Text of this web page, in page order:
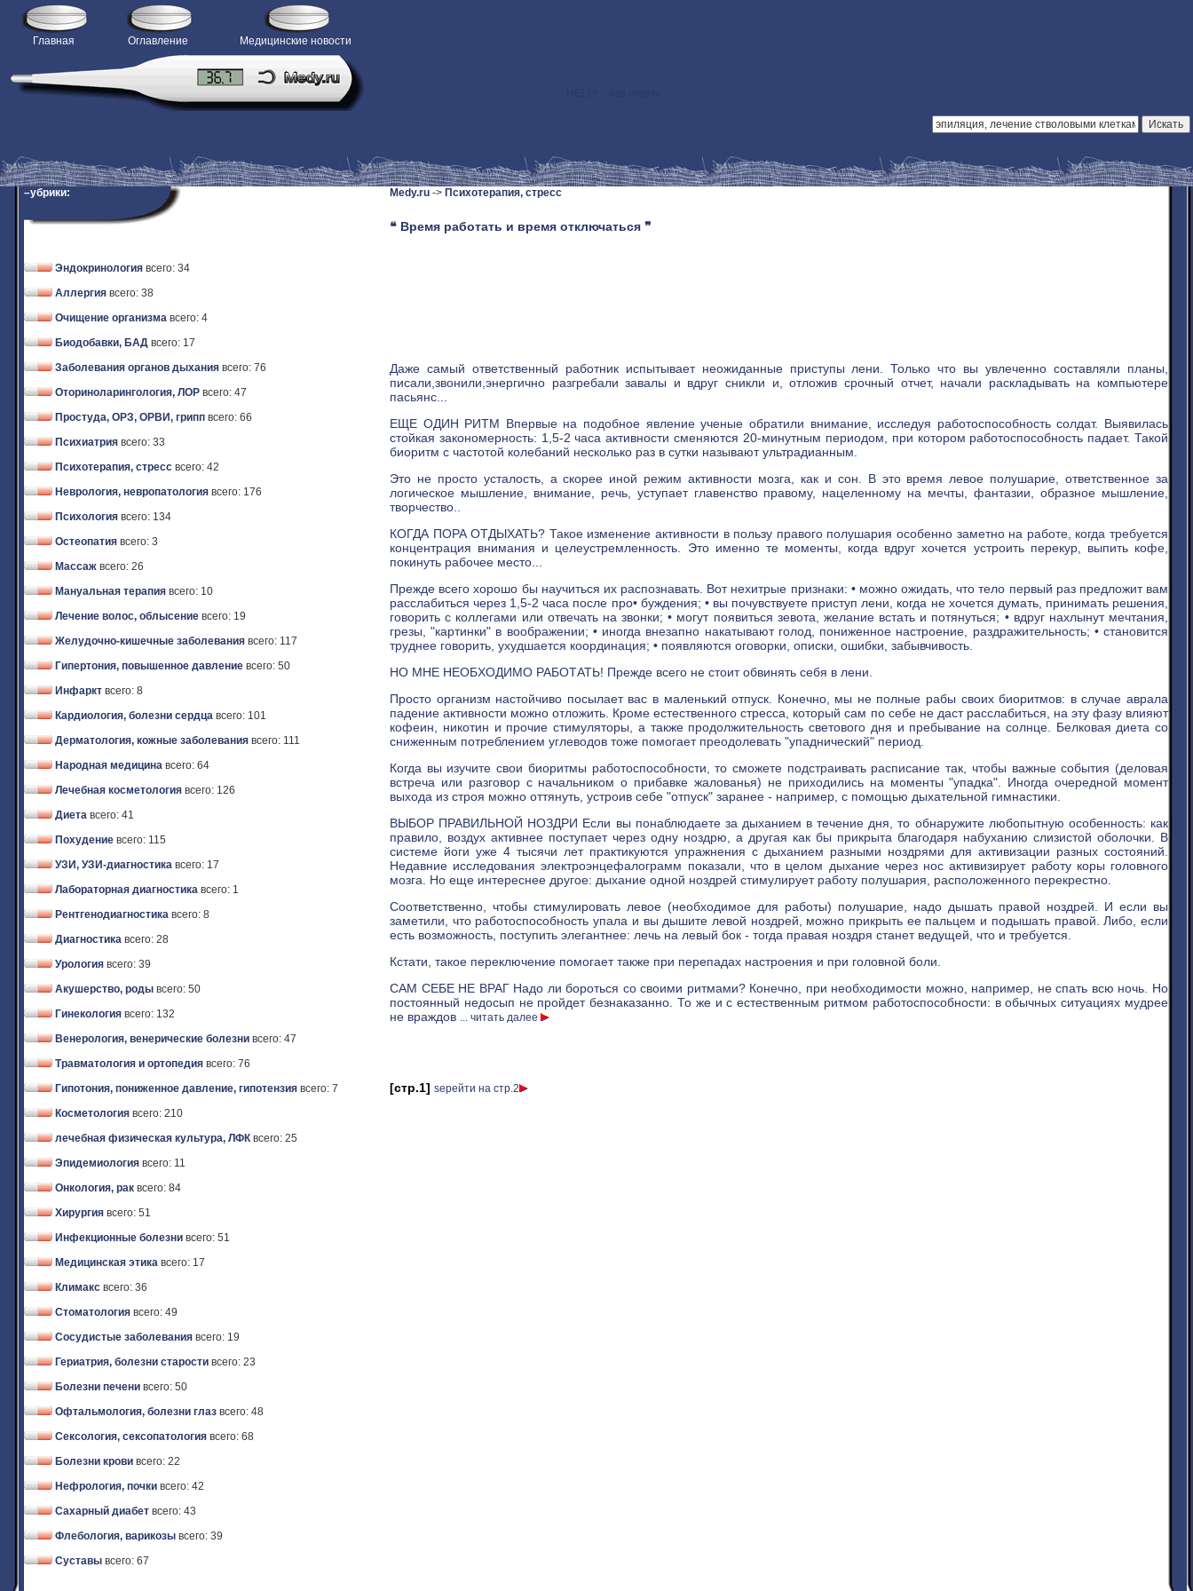
Главная Оглавление Медицинские новости
>
–убрики:
Эндокринология всего: 34
Аллергия всего: 38
Очищение организма всего: 4
Биодобавки, БАД всего: 17
Заболевания органов дыхания всего: 76
Оториноларингология, ЛОР всего: 47
Простуда, ОРЗ, ОРВИ, грипп всего: 66
Психиатрия всего: 33
Психотерапия, стресс всего: 42
Неврология, невропатология всего: 176
Психология всего: 134
Остеопатия всего: 3
Массаж всего: 26
Мануальная терапия всего: 10
Лечение волос, облысение всего: 19
Желудочно-кишечные заболевания всего: 117
Гипертония, повышенное давление всего: 50
Инфаркт всего: 8
Кардиология, болезни сердца всего: 101
Дерматология, кожные заболевания всего: 111
Народная медицина всего: 64
Лечебная косметология всего: 126
Диета всего: 41
Похудение всего: 115
УЗИ, УЗИ-диагностика всего: 17
Лабораторная диагностика всего: 1
Рентгенодиагностика всего: 8
Диагностика всего: 28
Урология всего: 39
Акушерство, роды всего: 50
Гинекология всего: 132
Венерология, венерические болезни всего: 47
Травматология и ортопедия всего: 76
Гипотония, пониженное давление, гипотензия всего: 7
Косметология всего: 210
лечебная физическая культура, ЛФК всего: 25
Эпидемиология всего: 11
Онкология, рак всего: 84
Хирургия всего: 51
Инфекционные болезни всего: 51
Медицинская этика всего: 17
Климакс всего: 36
Стоматология всего: 49
Сосудистые заболевания всего: 19
Гериатрия, болезни старости всего: 23
Болезни печени всего: 50
Офтальмология, болезни глаз всего: 48
Сексология, сексопатология всего: 68
Болезни крови всего: 22
Нефрология, почки всего: 42
Сахарный диабет всего: 43
Флебология, варикозы всего: 39
Суставы всего: 67
Medy.ru -> Психотерапия, стресс
❝ Время работать и время отключаться ❞
Даже самый ответственный работник испытывает неожиданные приступы лени. Только что вы увлеченно составляли планы,
писали,звонили,энергично разгребали завалы и вдруг сникли и, отложив срочный отчет, начали раскладывать на компьютере
пасьянс...
ЕЩЕ ОДИН РИТМ Впервые на подобное явление ученые обратили внимание, исследуя работоспособность солдат. Выявилась
стойкая закономерность: 1,5-2 часа активности сменяются 20-минутным периодом, при котором работоспособность падает. Такой
биоритм с частотой колебаний несколько раз в сутки называют ультрадианным.
Это не просто усталость, а скорее иной режим активности мозга, как и сон. В это время левое полушарие, ответственное за
логическое мышление, внимание, речь, уступает главенство правому, нацеленному на мечты, фантазии, образное мышление,
творчество..
КОГДА ПОРА ОТДЫХАТЬ? Такое изменение активности в пользу правого полушария особенно заметно на работе, когда требуется
концентрация внимания и целеустремленность. Это именно те моменты, когда вдруг хочется устроить перекур, выпить кофе,
покинуть рабочее место...
Прежде всего хорошо бы научиться их распознавать. Вот нехитрые признаки: • можно ожидать, что тело первый раз предложит вам
расслабиться через 1,5-2 часа после про• буждения; • вы почувствуете приступ лени, когда не хочется думать, принимать решения,
говорить с коллегами или отвечать на звонки; • могут появиться зевота, желание встать и потянуться; • вдруг нахлынут мечтания,
грезы, "картинки" в воображении; • иногда внезапно накатывают голод, пониженное настроение, раздражительность; • становится
труднее говорить, ухудшается координация; • появляются оговорки, описки, ошибки, забывчивость.
НО МНЕ НЕОБХОДИМО РАБОТАТЬ! Прежде всего не стоит обвинять себя в лени.
Просто организм настойчиво посылает вас в маленький отпуск. Конечно, мы не полные рабы своих биоритмов: в случае аврала
падение активности можно отложить. Кроме естественного стресса, который сам по себе не даст расслабиться, на эту фазу влияют
кофеин, никотин и прочие стимуляторы, а также продолжительность светового дня и пребывание на солнце. Белковая диета со
сниженным потреблением углеводов тоже помогает преодолевать "упаднический" период.
Когда вы изучите свои биоритмы работоспособности, то сможете подстраивать расписание так, чтобы важные события (деловая
встреча или разговор с начальником о прибавке жалованья) не приходились на моменты "упадка". Иногда очередной момент
выхода из строя можно оттянуть, устроив себе "отпуск" заранее - например, с помощью дыхательной гимнастики.
ВЫБОР ПРАВИЛЬНОЙ НОЗДРИ Если вы понаблюдаете за дыханием в течение дня, то обнаружите любопытную особенность: как
правило, воздух активнее поступает через одну ноздрю, а другая как бы прикрыта благодаря набуханию слизистой оболочки. В
системе йоги уже 4 тысячи лет практикуются упражнения с дыханием разными ноздрями для активизации разных состояний.
Недавние исследования электроэнцефалограмм показали, что в целом дыхание через нос активизирует работу коры головного
мозга. Но еще интереснее другое: дыхание одной ноздрей стимулирует работу полушария, расположенного перекрестно.
Соответственно, чтобы стимулировать левое (необходимое для работы) полушарие, надо дышать правой ноздрей. И если вы
заметили, что работоспособность упала и вы дышите левой ноздрей, можно прикрыть ее пальцем и подышать правой. Либо, если
есть возможность, поступить элегантнее: лечь на левый бок - тогда правая ноздря станет ведущей, что и требуется.
Кстати, такое переключение помогает также при перепадах настроения и при головной боли.
САМ СЕБЕ НЕ ВРАГ Надо ли бороться со своими ритмами? Конечно, при необходимости можно, например, не спать всю ночь. Но
постоянный недосып не пройдет безнаказанно. То же и с естественным ритмом работоспособности: в обычных ситуациях мудрее
не враждов
... читать далее
[стр.1] ѕерейти на стр.2